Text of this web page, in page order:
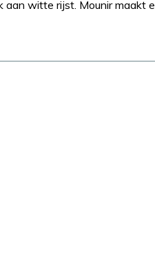
witte rijst. Mounir maakt